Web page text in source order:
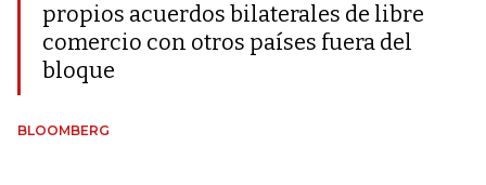
propios acuerdos bilaterales de libre
comercio con otros países fuera del
bloque
BLOOMBERG